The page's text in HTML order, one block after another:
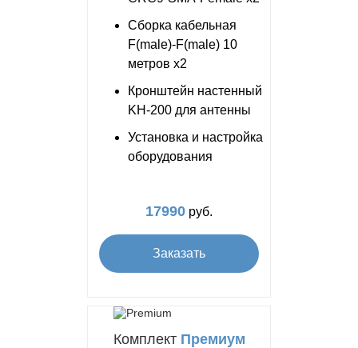
Сборка кабельная
F(male)-F(male) 10
метров x2
Кронштейн настенный
KH-200 для антенны
Установка и настройка
оборудования
17990 руб.
Заказать
Комплект Премиум